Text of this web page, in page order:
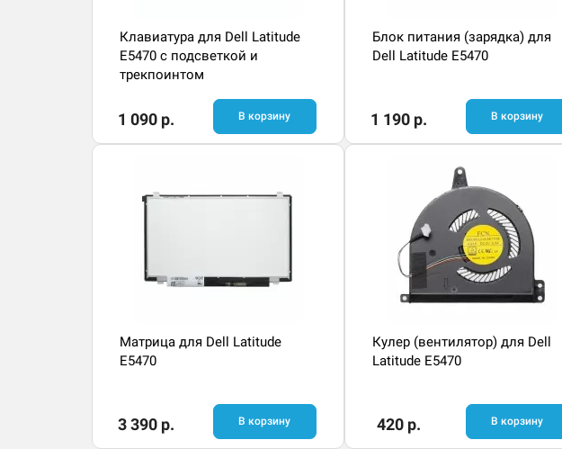
Клавиатура для Dell Latitude
E5470 с подсветкой и
трекпоинтом
1 090 р. В корзину
Блок питания (зарядка) для
Dell Latitude E5470
1 190 р. В корзину
Матрица для Dell Latitude
E5470
3 390 р. В корзину
Кулер (вентилятор) для Dell
Latitude E5470
420 р. В корзину